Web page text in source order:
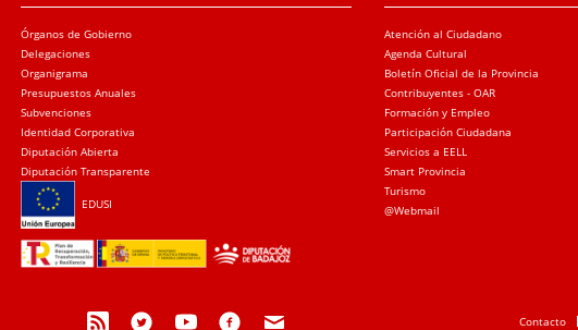
Órganos de Gobierno
Delegaciones
Organigrama
Presupuestos Anuales
Subvenciones
Identidad Corporativa
Diputación Abierta
Diputación Transparente
EDUSI
Atención al Ciudadano
Agenda Cultural
Boletín Oficial de la Provincia
Contribuyentes - OAR
Formación y Empleo
Participación Ciudadana
Servicios a EELL
Smart Provincia
Turismo
@Webmail
Contacto